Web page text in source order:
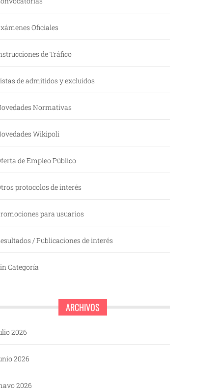
Oficiales
de Tráfico
de admitidos y excluidos
Normativas
Wikipoli
de Empleo Público
protocolos de interés
para usuarios
/ Publicaciones de interés
Categoría
ARCHIVOS
2026
2026
2026